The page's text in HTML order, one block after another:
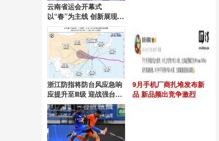
云南省运会开幕式
以“春”为主线 创新展现昆
明风采
浙江防指将防台风应急响
应提升至Ⅲ级 迎战强台
风“白海豚”
9月手机厂商扎堆发布新
品 新品频出竞争激烈